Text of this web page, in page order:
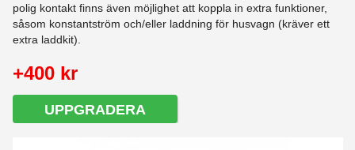
polig kontakt finns även möjlighet att koppla in extra funktioner,
såsom konstantström och/eller laddning för husvagn (kräver ett
extra laddkit).
+400 kr
UPPGRADERA